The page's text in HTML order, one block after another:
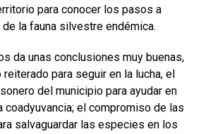
para conocer los pasos a
la fauna silvestre endémica.
da unas conclusiones muy buenas,
para seguir en la lucha, el
del municipio para ayudar en
coadyuvancia; el compromiso de las
salvaguardar las especies en los